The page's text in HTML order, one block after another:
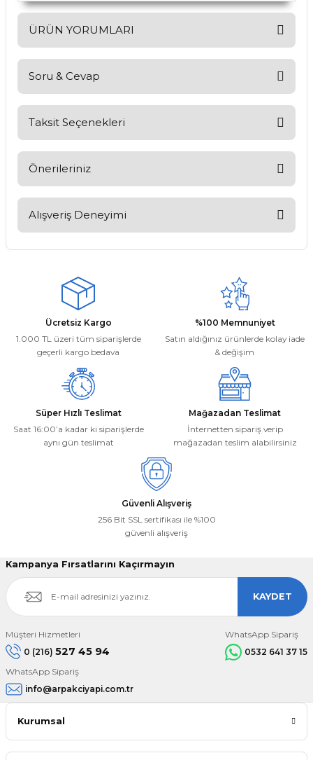
ÜRÜN YORUMLARI
Bu ürüne ilk yorumu siz yapın!
Soru & Cevap
Ürün hakkında henüz soru sorulmamış.
Taksit Seçenekleri
Önerileriniz
kullanarak tarafımıza iletebilirsiniz.
Görüş ve önerileriniz için teşekkür ederiz.
Ürün açıklamasında eksik bilgiler bulunuyor.
Ürün bilgilerinde hatalar bulunuyor.
Ürün fiyatı diğer sitelerden daha pahalı.
Bu ürüne benzer farklı alternatifler olmalı.
Alışveriş Deneyimi
verin, size ulaşamıyorum.
Mehmet Kayış | 17/02/2026
Deneyimini Paylaş
Ücretsiz Kargo
1.000 TL üzeri tüm siparişlerde
geçerli kargo bedava
%100 Memnuniyet
Satın aldığınız ürünlerde kolay iade
& değişim
Süper Hızlı Teslimat
Saat 16:00’a kadar ki siparişlerde
aynı gün teslimat
Mağazadan Teslimat
İnternetten sipariş verip
mağazadan teslim alabilirsiniz
Güvenli Alışveriş
256 Bit SSL sertifikası ile %100
güvenli alışveriş
Kampanya Fırsatlarını Kaçırmayın
KAYDET
Müşteri Hizmetleri
0 (216) 527 45 94
WhatsApp Sipariş
0532 641 37 15
WhatsApp Sipariş
info@arpakciyapi.com.tr
Kurumsal